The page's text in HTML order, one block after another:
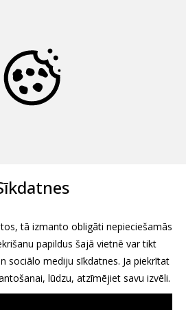
tā izmanto obligāti nepieciešamās
papildus šajā vietnē var tikt
sociālo mediju sīkdatnes. Ja piekrītat
lūdzu, atzīmējiet savu izvēli.